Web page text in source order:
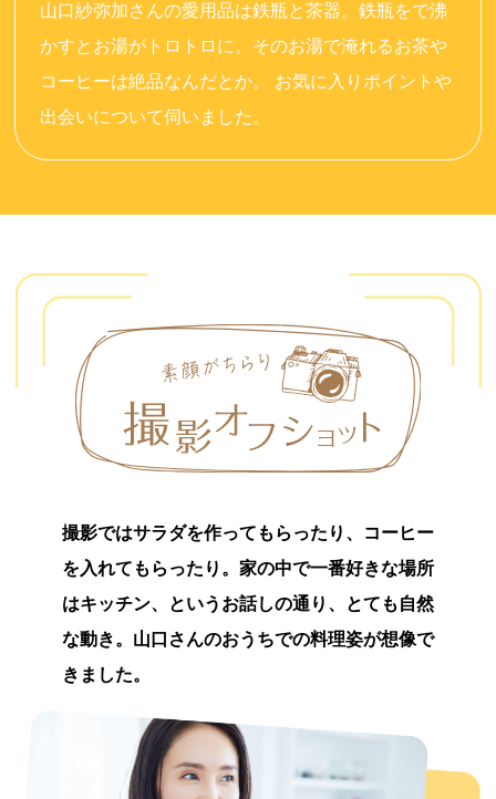
山口紗弥加さんの愛用品は鉄瓶と茶器。鉄瓶をで沸
かすとお湯がトロトロに。そのお湯で淹れるお茶や
コーヒーは絶品なんだとか。 お気に入りポイントや
出会いについて伺いました。
撮影ではサラダを作ってもらったり、コーヒー
を入れてもらったり。家の中で一番好きな場所
はキッチン、というお話しの通り、とても自然
な動き。山口さんのおうちでの料理姿が想像で
きました。